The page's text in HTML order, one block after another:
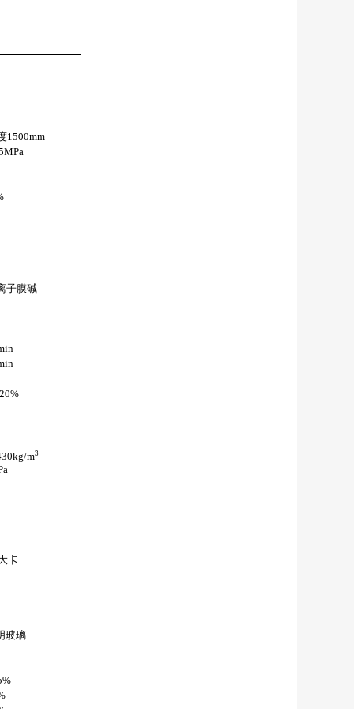
1500mm
子膜碱
m3
卡
玻璃